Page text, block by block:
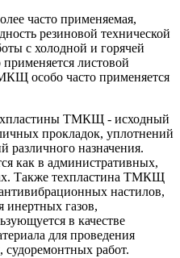
часто применяемая,
резиновой технической
с холодной и горячей
листовой
особо часто применяется
ТМКЩ - исходный
прокладок, уплотнений
различного назначения.
как в административных,
Также техпластина ТМКЩ
настилов,
инертных газов,
в качестве
для проведения
судоремонтных работ.